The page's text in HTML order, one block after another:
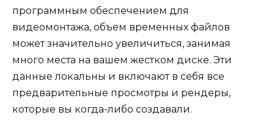
программным обеспечением для
видеомонтажа, объем временных файлов
может значительно увеличиться, занимая
много места на вашем жестком диске. Эти
данные локальны и включают в себя все
предварительные просмотры и рендеры,
которые вы когда-либо создавали.